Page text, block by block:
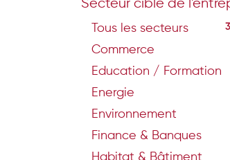
Secteur cible de
Tous les secteurs
Commerce
Education / Formation
Energie
Environnement
Finance & Banques
Habitat & Bâtiment